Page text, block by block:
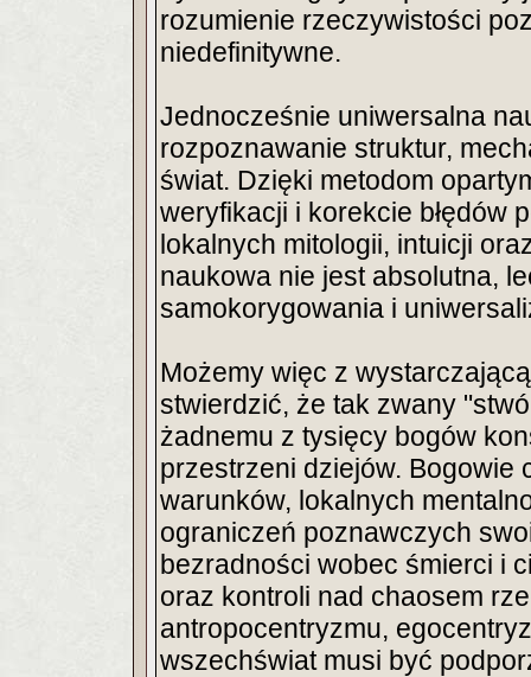
rozumienie rzeczywistości
niedefinitywne.
Jednocześnie uniwersalna
rozpoznawanie struktur,
świat. Dzięki metodom
weryfikacji i korekcie błędów
lokalnych mitologii, intuicji
naukowa nie jest absolutna,
samokorygowania i
Możemy więc z
stwierdzić, że tak zwany
żadnemu z tysięcy bogów
przestrzeni dziejów. Bogowie
warunków, lokalnych
ograniczeń poznawczych
bezradności wobec śmierci i
oraz kontroli nad chaosem
antropocentryzmu,
wszechświat musi być